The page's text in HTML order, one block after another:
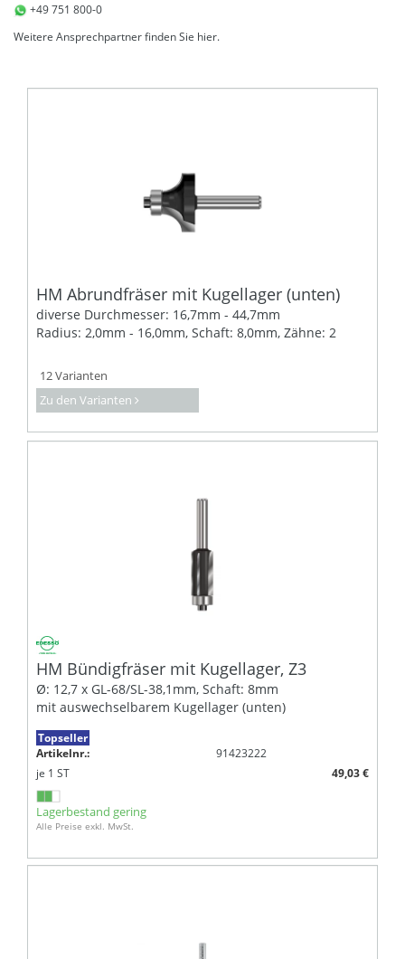
+49 751 800-0
Weitere Ansprechpartner finden Sie hier.
HM Abrundfräser mit Kugellager (unten)
diverse Durchmesser: 16,7mm - 44,7mm
Radius: 2,0mm - 16,0mm, Schaft: 8,0mm, Zähne: 2
12 Varianten
Zu den Varianten
HM Bündigfräser mit Kugellager, Z3
Ø: 12,7 x GL-68/SL-38,1mm, Schaft: 8mm
mit auswechselbarem Kugellager (unten)
Topseller
Artikelnr.:
91423222
je 1 ST 49,03 €
Lagerbestand gering
Alle Preise exkl. MwSt.